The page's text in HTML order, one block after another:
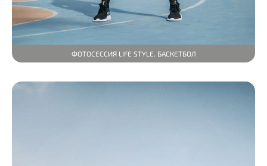
ФОТОСЕССИЯ LIFE STYLE. БАСКЕТБОЛ